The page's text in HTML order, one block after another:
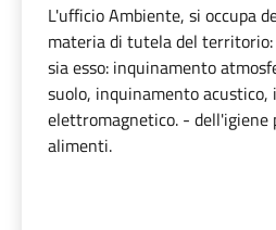
L'ufficio Ambiente, si occupa
materia di tutela del
sia esso: inquinamento
suolo, inquinamento
elettromagnetico. - dell'igiene
alimenti.